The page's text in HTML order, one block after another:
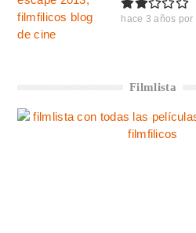
hace 3 años por
Filmlista